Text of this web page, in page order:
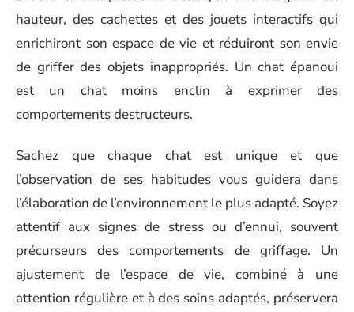
hauteur, des cachettes et des jouets interactifs qui
enrichiront son espace de vie et réduiront son envie
de griffer des objets inappropriés. Un chat épanoui
est un chat moins enclin à exprimer des
comportements destructeurs.
Sachez que chaque chat est unique et que
l’observation de ses habitudes vous guidera dans
l’élaboration de l’environnement le plus adapté. Soyez
attentif aux signes de stress ou d’ennui, souvent
précurseurs des comportements de griffage. Un
ajustement de l’espace de vie, combiné à une
attention régulière et à des soins adaptés, préservera